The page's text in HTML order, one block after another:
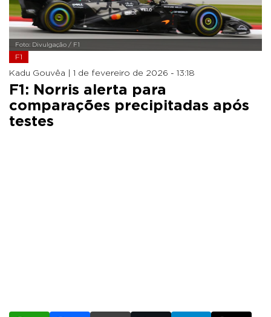
Foto: Divulgação / F1
F1
Kadu Gouvêa | 1 de fevereiro de 2026 - 13:18
F1: Norris alerta para
comparações precipitadas após
testes